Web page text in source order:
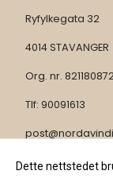
Ryfylkegata 32
4014 STAVANGER
Org. nr.
Tlf: 90091613
Dette nettstedet